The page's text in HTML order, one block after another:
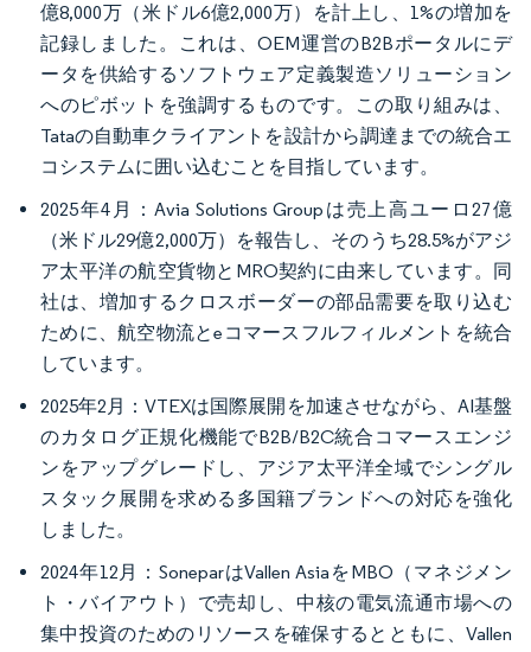
億8,000万（米ドル6億2,000万）を計上し、1%の増加を
記録しました。これは、OEM運営のB2Bポータルにデ
ータを供給するソフトウェア定義製造ソリューション
へのピボットを強調するものです。この取り組みは、
Tataの自動車クライアントを設計から調達までの統合エ
コシステムに囲い込むことを目指しています。
2025年4月：Avia Solutions Groupは売上高ユーロ27億
（米ドル29億2,000万）を報告し、そのうち28.5%がアジ
ア太平洋の航空貨物とMRO契約に由来しています。同
社は、増加するクロスボーダーの部品需要を取り込む
ために、航空物流とeコマースフルフィルメントを統合
しています。
2025年2月：VTEXは国際展開を加速させながら、AI基盤
のカタログ正規化機能でB2B/B2C統合コマースエンジ
ンをアップグレードし、アジア太平洋全域でシングル
スタック展開を求める多国籍ブランドへの対応を強化
しました。
2024年12月：SoneparはVallen AsiaをMBO（マネジメン
ト・バイアウト）で売却し、中核の電気流通市場への
集中投資のためのリソースを確保するとともに、Vallen